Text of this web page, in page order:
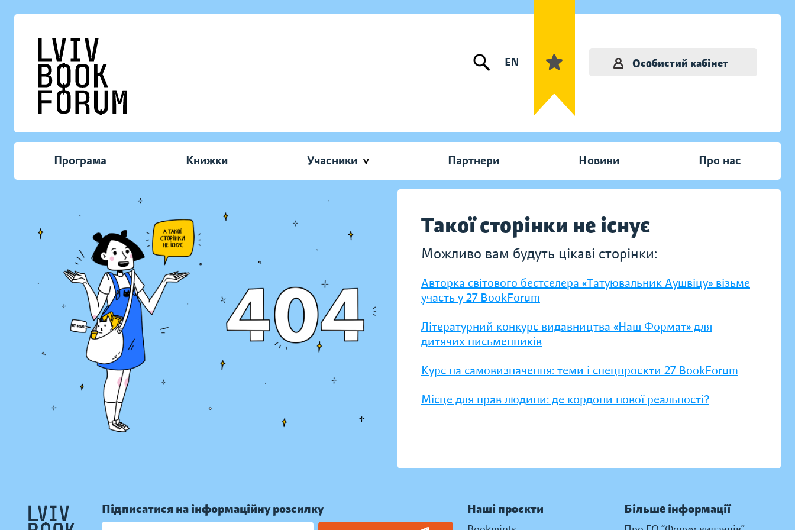
EN Особистий кабінет
Програма Книжки Учасники Партнери Новини Про нас
Такої сторінки не існує
Можливо вам будуть цікаві сторінки:
Авторка світового бестселера «Татуювальник Аушвіцу» візьме
участь у 27 BookForum
Літературний конкурс видавництва «Наш Формат» для
дитячих письменників
Курс на самовизначення: теми і спецпроєкти 27 BookForum
Місце для прав людини: де кордони нової реальності?
Підписатися на інформаційну розсилку Наші проєкти Більше інформації